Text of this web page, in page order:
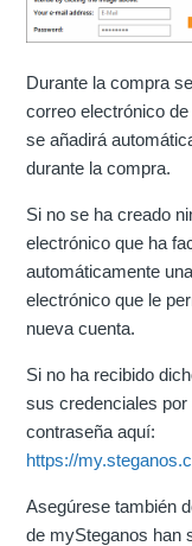
Durante la compra
correo electrónico
se añadirá
durante la compra.
Si no se ha creado
electrónico que ha
automáticamente
electrónico que le
nueva cuenta.
Si no ha recibido
sus credenciales
contraseña aquí:
https://
Asegúrese también
de mySteganos han